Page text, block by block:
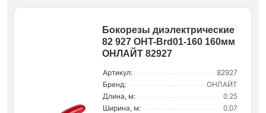
Бокорезы диэлектрические
82 927 OHT-Brd01-160 160мм
ОНЛАЙТ 82927
Артикул:
82927
Бренд:
ОНЛАЙТ
Длина, м:
0.25
Ширина, м:
0.07